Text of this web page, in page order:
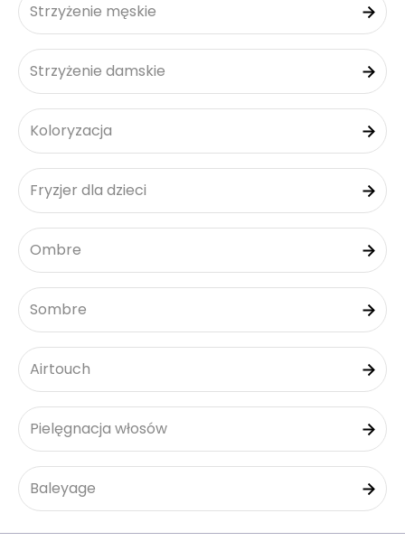
Strzyżenie męskie
Strzyżenie damskie
Koloryzacja
Fryzjer dla dzieci
Ombre
Sombre
Airtouch
Pielęgnacja włosów
Baleyage